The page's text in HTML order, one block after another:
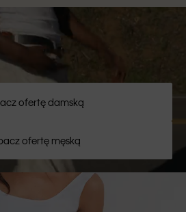
ofertę damską
ofertę męską